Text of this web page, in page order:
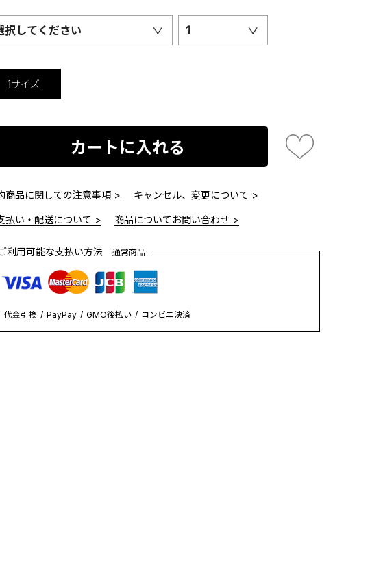
択してください 1
1サイズ
カートに入れる
商品に関しての注意事項 > キャンセル、変更について >
払い・配送について > 商品についてお問い合わせ >
利用可能な支払い方法 通常商品
代金引換 PayPay GMO後払い コンビニ決済